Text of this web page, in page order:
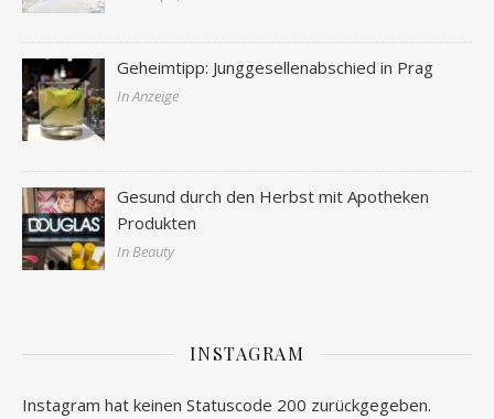
Geheimtipp: Junggesellenabschied in Prag
In Anzeige
Gesund durch den Herbst mit Apotheken
Produkten
In Beauty
INSTAGRAM
Instagram hat keinen Statuscode 200 zurückgegeben.